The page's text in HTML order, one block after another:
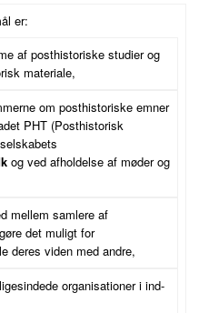
er:
af posthistoriske studier og
materiale,
om posthistoriske emner
PHT (Posthistorisk
og ved afholdelse af møder og
mellem samlere af
det muligt for
deres viden med andre,
organisationer i ind-